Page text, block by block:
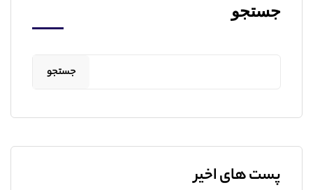
جستجو
جستجو
پست های اخیر